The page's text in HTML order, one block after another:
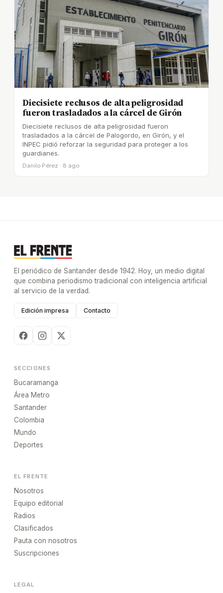
Diecisiete reclusos de alta peligrosidad
fueron trasladados a la cárcel de Girón
Diecisiete reclusos de alta peligrosidad fueron
trasladados a la cárcel de Palogordo, en Girón, y el
INPEC pidió reforzar la seguridad para proteger a los
guardianes.
Danilo Pérez · 8 ago.
El periódico de Santander desde 1942. Hoy, un medio digital
que combina periodismo tradicional con inteligencia artificial
al servicio de la verdad.
Edición impresa Contacto
SECCIONES
Bucaramanga
Área Metro
Santander
Colombia
Mundo
Deportes
EL FRENTE
Nosotros
Equipo editorial
Radios
Clasificados
Pauta con nosotros
Suscripciones
LEGAL